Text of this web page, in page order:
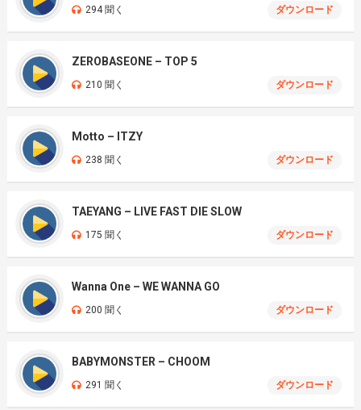
294 聞く ダウンロード
ZEROBASEONE – TOP 5
210 聞く ダウンロード
Motto – ITZY
238 聞く ダウンロード
TAEYANG – LIVE FAST DIE SLOW
175 聞く ダウンロード
Wanna One – WE WANNA GO
200 聞く ダウンロード
BABYMONSTER – CHOOM
291 聞く ダウンロード